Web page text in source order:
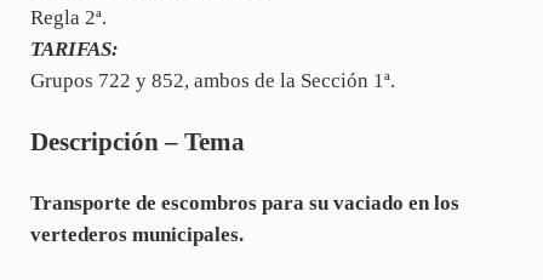
Regla 2ª.
TARIFAS:
Grupos 722 y 852, ambos de la Sección 1ª.
Descripción – Tema
Transporte de escombros para su vaciado en los
vertederos municipales.